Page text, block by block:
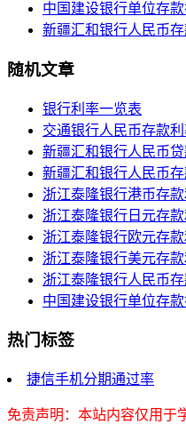
中国建设银行单位存款
新疆汇和银行人民币
随机文章
银行利率一览表
交通银行人民币存款
新疆汇和银行人民币贷
新疆汇和银行人民币
浙江泰隆银行港币存
浙江泰隆银行日元存
浙江泰隆银行欧元存
浙江泰隆银行美元存
浙江泰隆银行人民币
中国建设银行单位存款
热门标签
捷信手机分期通过率
免责声明：本站内容仅用于